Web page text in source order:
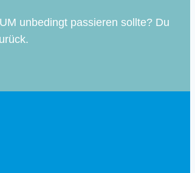
unbedingt passieren sollte? Du